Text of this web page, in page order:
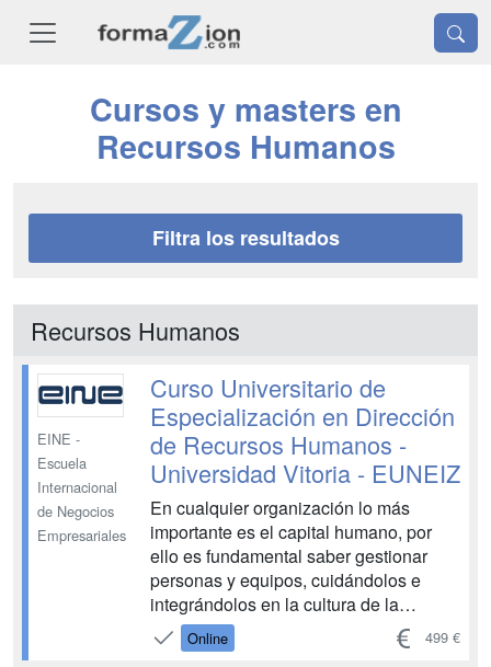
Cursos y masters en
Recursos Humanos
Filtra los resultados
Recursos Humanos
EINE -
Escuela
Internacional
de Negocios
Empresariales
Curso Universitario de
Especialización en Dirección
de Recursos Humanos -
Universidad Vitoria - EUNEIZ
En cualquier organización lo más
importante es el capital humano, por
ello es fundamental saber gestionar
personas y equipos, cuidándolos e
integrándolos en la cultura de la
empresa, para de esta forma obtener el
máximo rendimiento y cumplir el
Online 499 €